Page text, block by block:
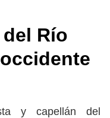
Río
y capellán del